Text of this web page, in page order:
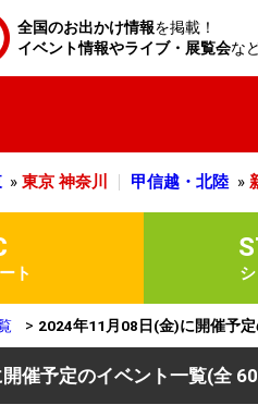
全国のお出かけ情報を掲載！
イベント情報やライブ・展覧会な
» 東京 神奈川 甲信越・北陸 »
ト
2024年11月08日(金)に開催予
催予定のイベント一覧(全